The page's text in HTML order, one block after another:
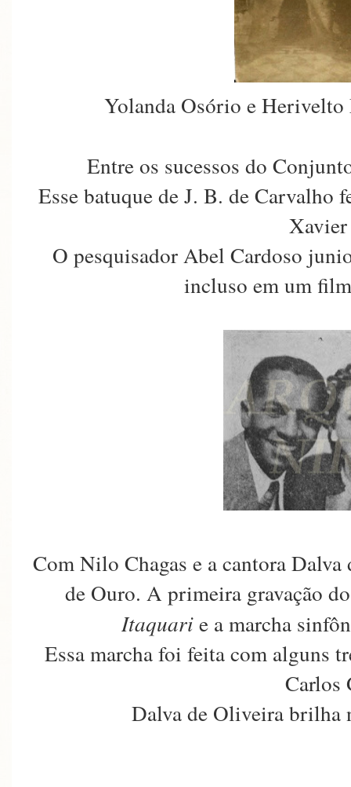
Yolanda Osório e
Entre os sucessos do
Esse batuque de J. B. de Carvalho
O pesquisador Abel Cardoso
incluso em um
Com Nilo Chagas e a cantora
de Ouro. A primeira gravação
Itaquarie a marcha
Essa marcha foi feita com alguns
Carlos
Dalva de Oliveira brilha